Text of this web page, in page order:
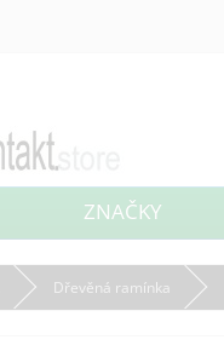
ZNAČKY
Dřevěná ramínka